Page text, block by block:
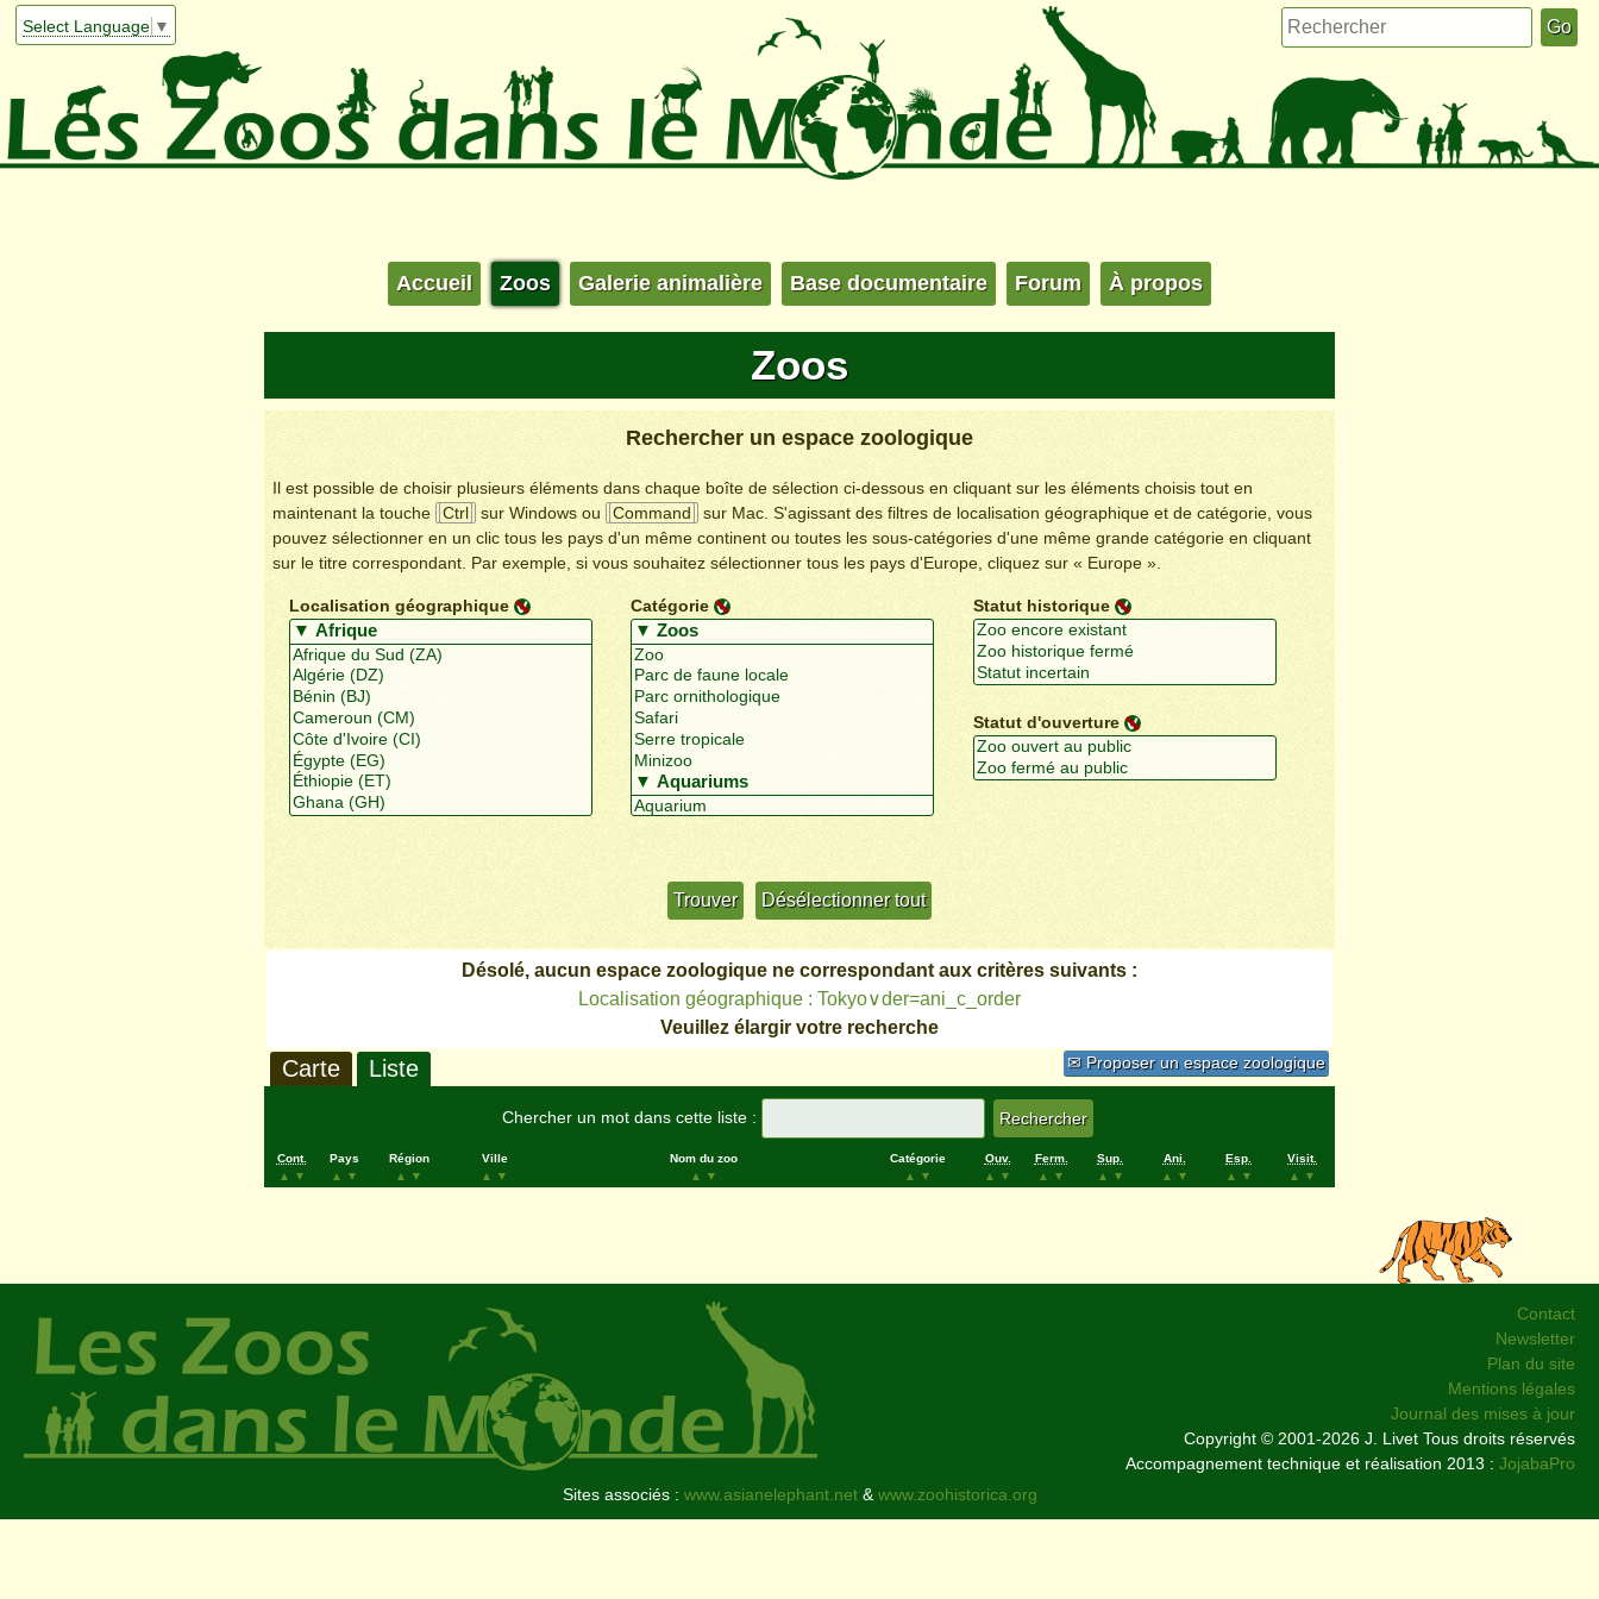
Select Language ▼
Accueil Zoos Galerie animalière Base documentaire Forum À propos
Zoos
Rechercher un espace zoologique
Il est possible de choisir plusieurs éléments dans chaque boîte de sélection ci-dessous en cliquant sur les éléments choisis tout en
maintenant la touche
Ctrl sur Windows ou Command
sur Mac. S'agissant des filtres de localisation géographique et de catégorie, vous
pouvez sélectionner en un clic tous les pays d'un même continent ou toutes les sous-catégories d'une même grande catégorie en cliquant
sur le titre correspondant. Par exemple, si vous souhaitez sélectionner tous les pays d'Europe, cliquez sur « Europe ».
Localisation géographique Catégorie Statut historique
Statut d'ouverture
Désolé, aucun espace zoologique ne correspondant aux critères suivants :
Localisation géographique : Tokyo∨der=ani_c_order
Veuillez élargir votre recherche
✉ Proposer un espace zoologique
Carte Liste
Chercher un mot dans cette liste :
Cont.
▲
▼
Pays
▲
▼
Région
▲
▼
Ville
▲
▼
Nom du zoo
▲
▼
Catégorie
▲
▼
Ouv.
▲
▼
Ferm.
▲
▼
Sup.
▲
▼
Ani.
▲
▼
Esp.
▲
▼
Visit.
▲
▼
Contact
Newsletter
Plan du site
Mentions légales
Journal des mises à jour
Copyright © 2001-2026 J. Livet Tous droits réservés
Accompagnement technique et réalisation 2013 : JojabaPro
Sites associés : www.asianelephant.net&www.zoohistorica.org